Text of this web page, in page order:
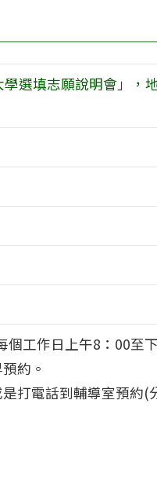
選填志願說明會」，
工作日上午8：00至
約。
打電話到輔導室預約(